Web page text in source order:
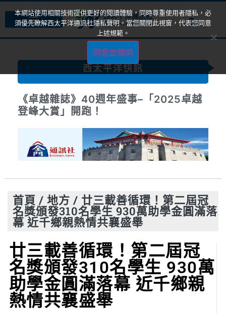
西太平洋快訊
《卓越雜誌》40週年盛事–「2025卓越
登峰大賞」開跑！
首頁 / 地方 / 廿三載善循環！第二屆冠
名獎頒發310名學生 930萬助學金圓滿落
幕 近千鄉親熱情共襄盛舉
廿三載善循環！第二屆冠
名獎頒發310名學生 930萬
助學金圓滿落幕 近千鄉親
熱情共襄盛舉
本網站使用相關技術提供更好的閱讀體驗，同時尊重使用者隱私，必
須優先瞭解西太平洋通訊社隱私聲明。當您關閉此視窗，代表您同意
上述規範。
同意並關閉